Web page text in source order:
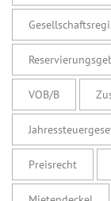
VOB/B
Preisrecht